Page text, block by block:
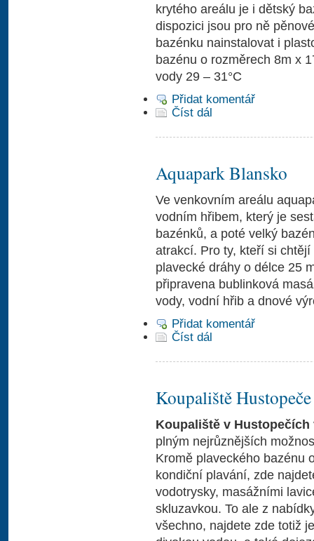
krytého areálu je i dětský
dispozici jsou pro ně
bazénku nainstalovat i
bazénu o rozměrech 8m x
vody 29 – 31°C
Přidat komentář
Číst dál
Aquapark Blansko
Ve venkovním areálu
vodním hřibem, který je
bazénků, a poté velký
atrakcí. Pro ty, kteří si
plavecké dráhy o délce 25
připravena bublinková
vody, vodní hřib a dnové
Přidat komentář
Číst dál
Koupaliště Hustopeče
Koupaliště v Hustopečích
plným nejrůznějších
Kromě plaveckého bazénu
kondiční plavání, zde
vodotrysky, masážními
skluzavkou. To ale z
všechno, najdete zde totiž